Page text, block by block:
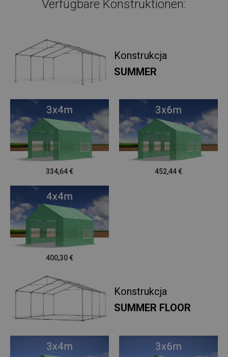
Verfügbare Konstruktionen:
Konstrukcja
SUMMER
334,64 € 452,44 €
400,30 €
Konstrukcja
SUMMER FLOOR